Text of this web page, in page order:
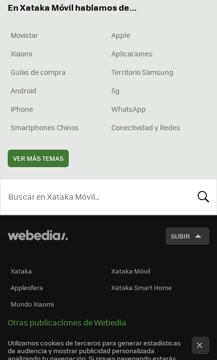
En Xataka Móvil hablamos de...
Movistar
Apple
Xiaomi
Aplicaciones
Guías de compra
Territorio Samsung
Android
5g
iPhone
WhatsApp
Smartphones Chinos
Conectividad y Redes
VER MÁS TEMAS
SUBIR
Xataka
Xataka Móvil
Applesfera
Xataka Smart Home
Mundo Xiaomi
Otras publicaciones de Webedia
Utilizamos cookies de terceros para generar estadísticas
de audiencia y mostrar publicidad personalizada